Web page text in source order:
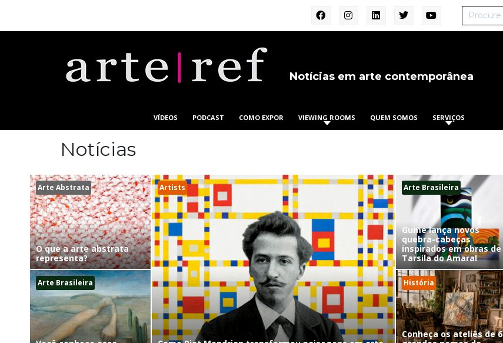
Notícias em arte contemporânea
VÍDEOS PODCAST COMO EXPOR VIEWING ROOMS QUEM SOMOS SERVIÇOS
Notícias
Arte Abstrata
O que a arte abstrata
representa?
Arte Brasileira
Artists Arte Brasileira
Gume lança novos
quebra-cabeças
inspirados em obras de
Tarsila do Amaral
História
Conheça os ateliês de 6